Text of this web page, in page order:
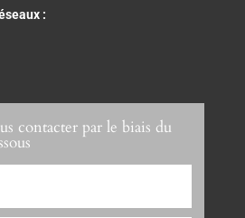
:
contacter par le biais du